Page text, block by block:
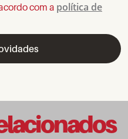
com a política de